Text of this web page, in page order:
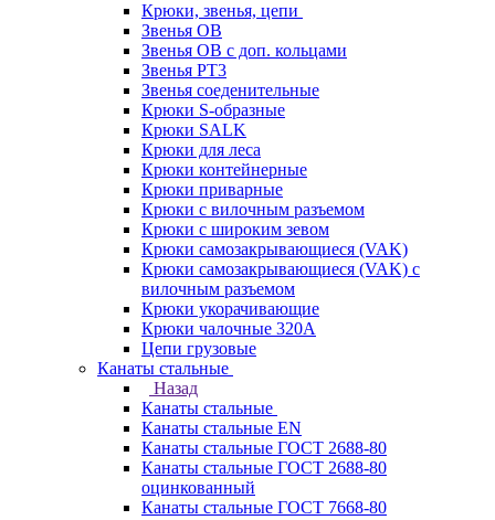
Крюки, звенья, цепи
Звенья ОВ
Звенья ОВ с доп. кольцами
Звенья РТ3
Звенья соеденительные
Крюки S-образные
Крюки SALK
Крюки для леса
Крюки контейнерные
Крюки приварные
Крюки с вилочным разъемом
Крюки с широким зевом
Крюки самозакрывающиеся (VAK)
Крюки самозакрывающиеся (VAK) с
вилочным разъемом
Крюки укорачивающие
Крюки чалочные 320А
Цепи грузовые
Канаты стальные
Назад
Канаты стальные
Канаты стальные EN
Канаты стальные ГОСТ 2688-80
Канаты стальные ГОСТ 2688-80
оцинкованный
Канаты стальные ГОСТ 7668-80